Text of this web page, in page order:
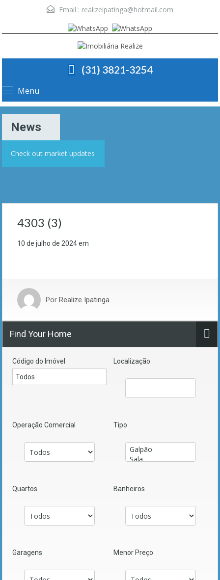
Email : realizeipatinga@hotmail.com
(31) 3821-3254
Menu
News
Check out market updates
4303 (3)
10 de julho de 2024em
Por Realize Ipatinga
Find Your Home
Código do Imóvel Localização
Operação Comercial Tipo
Quartos Banheiros
Garagens Menor Preço